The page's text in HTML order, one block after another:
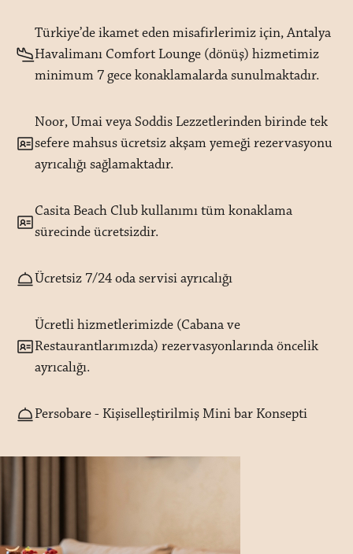
Türkiye’de ikamet eden misafirlerimiz için, Antalya
Havalimanı Comfort Lounge (dönüş) hizmetimiz
minimum 7 gece konaklamalarda sunulmaktadır.
Noor, Umai veya Soddis Lezzetlerinden birinde tek
sefere mahsus ücretsiz akşam yemeği rezervasyonu
ayrıcalığı sağlamaktadır.
Casita Beach Club kullanımı tüm konaklama
sürecinde ücretsizdir.
Ücretsiz 7/24 oda servisi ayrıcalığı
Ücretli hizmetlerimizde (Cabana ve
Restaurantlarımızda) rezervasyonlarında öncelik
ayrıcalığı.
Persobare - Kişiselleştirilmiş Mini bar Konsepti